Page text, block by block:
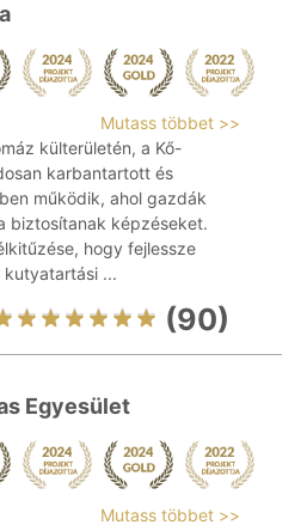
Mutass többet >>
külterületén, a Kő-
karbantartott és
működik, ahol gazdák
biztosítanak képzéseket.
hogy fejlessze
kutyatartási ...
(90)
Egyesület
Mutass többet >>